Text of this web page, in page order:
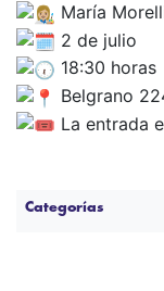
María
2 de julio
18:30 horas
Belgrano
La entrada
Categorías